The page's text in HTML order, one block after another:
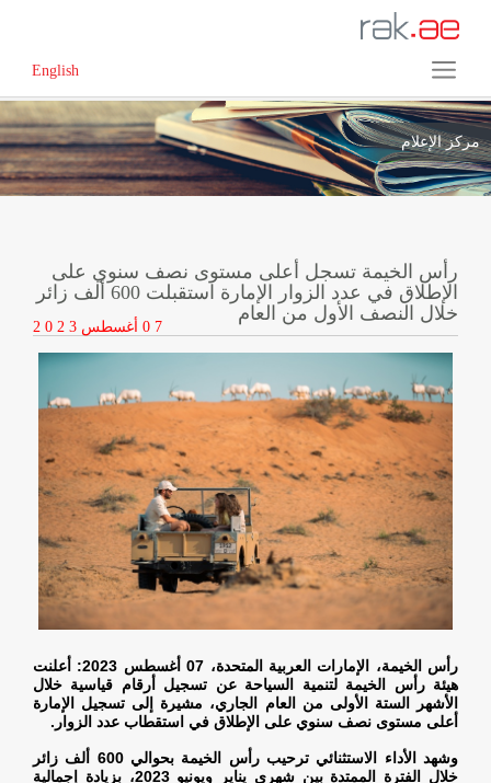
English
مركز الإعلام
رأس الخيمة تسجل أعلى مستوى نصف سنوي على
الإطلاق في عدد الزوار الإمارة استقبلت 600 ألف زائر
خلال النصف الأول من العام
2 0 2 3 0 7
رأس الخيمة، الإمارات العربية المتحدة، 07 أغسطس 2023: أعلنت
هيئة رأس الخيمة لتنمية السياحة عن تسجيل أرقام قياسية خلال
الأشهر الستة الأولى من العام الجاري، مشيرة إلى تسجيل الإمارة
أعلى مستوى نصف سنوي على الإطلاق في استقطاب عدد الزوار .
وشهد الأداء الاستثنائي ترحيب رأس الخيمة بحوالي 600 ألف زائر
خلال الفترة الممتدة بين شهري يناير ويونيو 2023، بزيادة إجمالية